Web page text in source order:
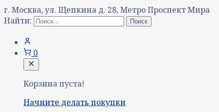
г. Москва, ул. Щепкина д. 28, Метро Проспект Мира
Найти:
0
Корзина пуста!
Начните делать покупки